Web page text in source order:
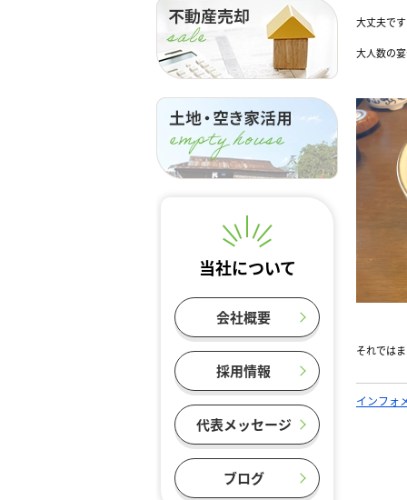
大丈夫で
大人数の
それでは
インフォ
当社について
会社概要
採用情報
代表メッセージ
ブログ